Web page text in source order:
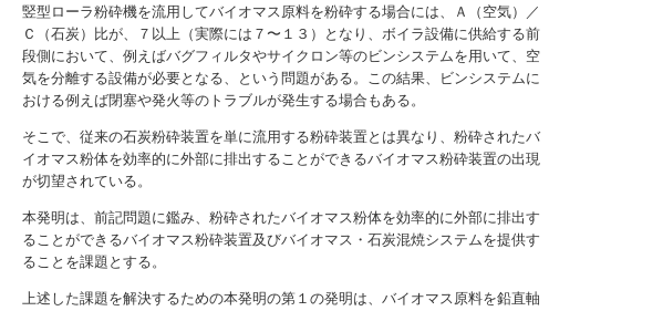
竪型ローラ粉砕機を流用してバイオマス原料を粉砕する場合には、Ａ（空気）／
Ｃ（石炭）比が、７以上（実際には７〜１３）となり、ボイラ設備に供給する前
段側において、例えばバグフィルタやサイクロン等のビンシステムを用いて、空
気を分離する設備が必要となる、という問題がある。この結果、ビンシステムに
おける例えば閉塞や発火等のトラブルが発生する場合もある。
そこで、従来の石炭粉砕装置を単に流用する粉砕装置とは異なり、粉砕されたバ
イオマス粉体を効率的に外部に排出することができるバイオマス粉砕装置の出現
が切望されている。
本発明は、前記問題に鑑み、粉砕されたバイオマス粉体を効率的に外部に排出す
ることができるバイオマス粉砕装置及びバイオマス・石炭混焼システムを提供す
ることを課題とする。
上述した課題を解決するための本発明の第１の発明は、バイオマス原料を鉛直軸